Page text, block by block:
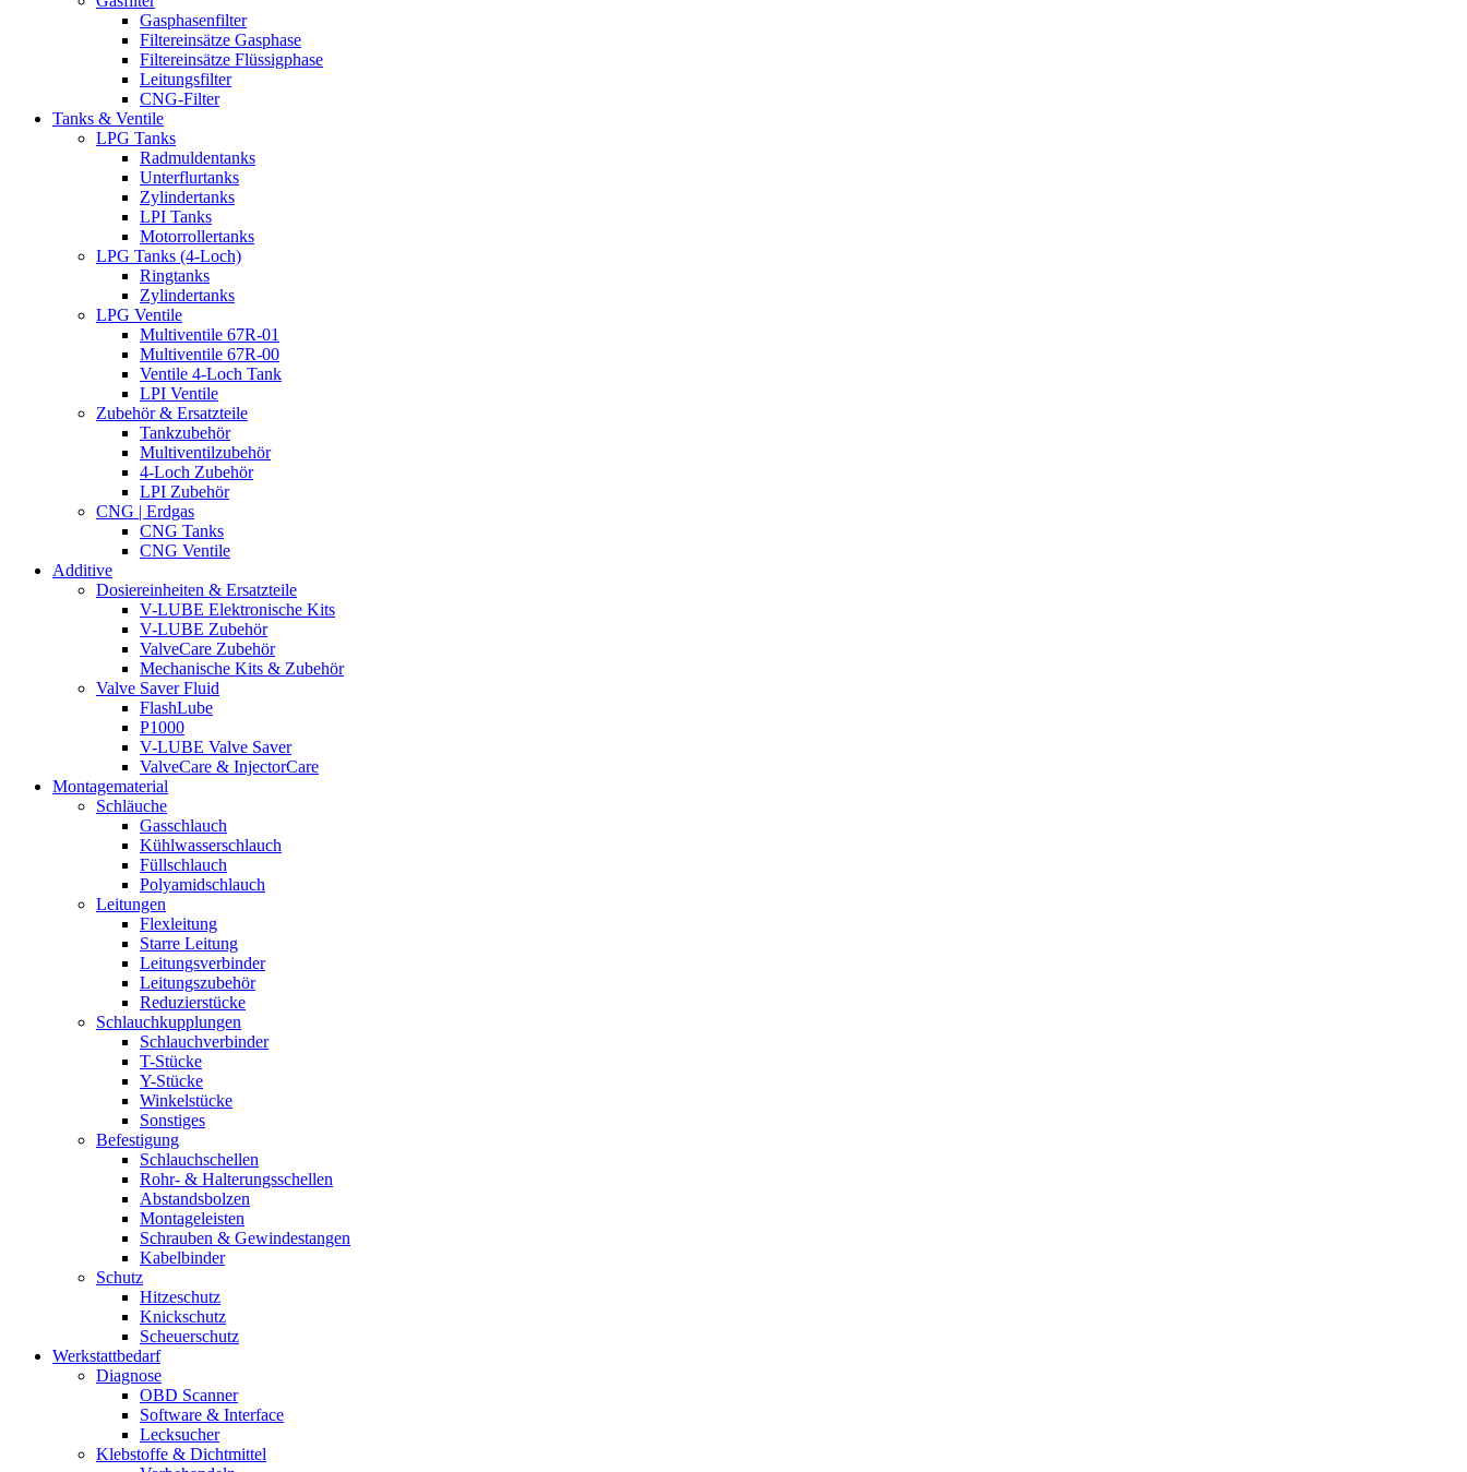
Gasphasenfilter
Filtereinsätze Gasphase
Filtereinsätze Flüssigphase
Leitungsfilter
CNG-Filter
Tanks & Ventile
LPG Tanks
Radmuldentanks
Unterflurtanks
Zylindertanks
LPI Tanks
Motorrollertanks
LPG Tanks (4-Loch)
Ringtanks
Zylindertanks
LPG Ventile
Multiventile 67R-01
Multiventile 67R-00
Ventile 4-Loch Tank
LPI Ventile
Zubehör & Ersatzteile
Tankzubehör
Multiventilzubehör
4-Loch Zubehör
LPI Zubehör
CNG | Erdgas
CNG Tanks
CNG Ventile
Additive
Dosiereinheiten & Ersatzteile
V-LUBE Elektronische Kits
V-LUBE Zubehör
ValveCare Zubehör
Mechanische Kits & Zubehör
Valve Saver Fluid
FlashLube
P1000
V-LUBE Valve Saver
ValveCare & InjectorCare
Montagematerial
Schläuche
Gasschlauch
Kühlwasserschlauch
Füllschlauch
Polyamidschlauch
Leitungen
Flexleitung
Starre Leitung
Leitungsverbinder
Leitungszubehör
Reduzierstücke
Schlauchkupplungen
Schlauchverbinder
T-Stücke
Y-Stücke
Winkelstücke
Sonstiges
Befestigung
Schlauchschellen
Rohr- & Halterungsschellen
Abstandsbolzen
Montageleisten
Schrauben & Gewindestangen
Kabelbinder
Schutz
Hitzeschutz
Knickschutz
Scheuerschutz
Werkstattbedarf
Diagnose
OBD Scanner
Software & Interface
Lecksucher
Klebstoffe & Dichtmittel